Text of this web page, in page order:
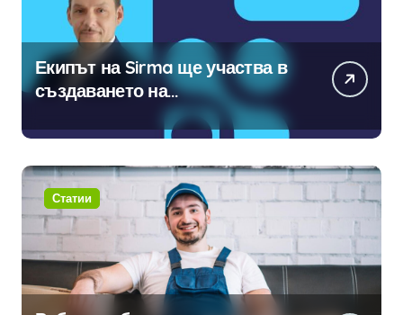
Екипът на Sirma ще участва в
създаването на
международните стандарти за
навлизане на изкуствен
интелект в хотелиерството
Статии